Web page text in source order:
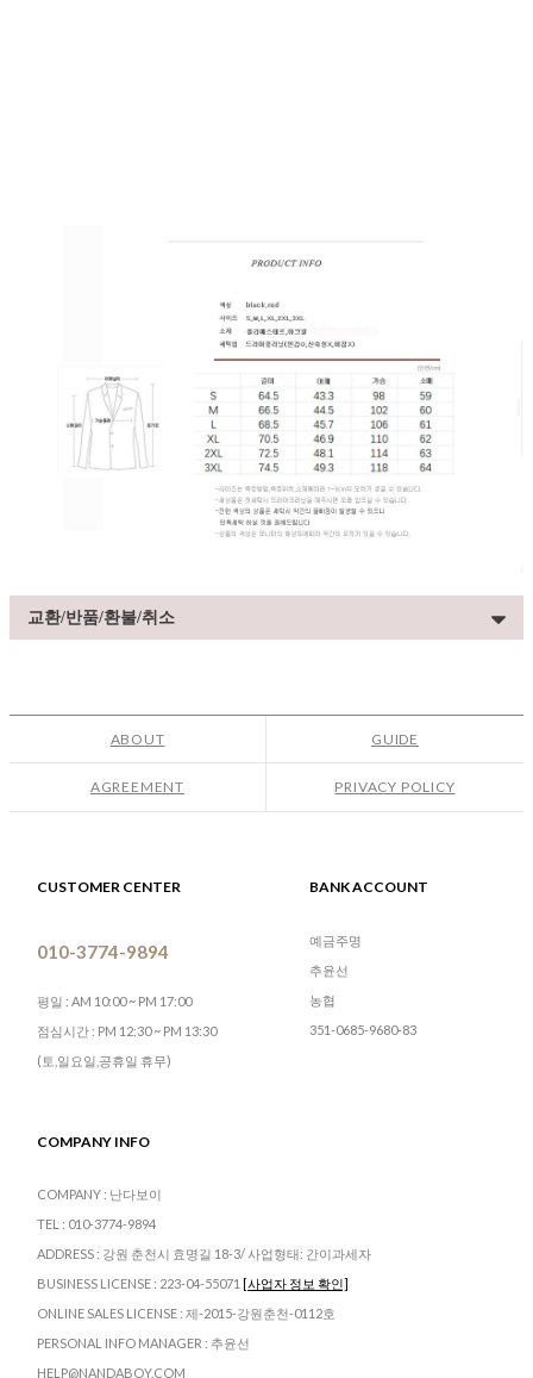
교환/반품/환불/취소
ABOUT GUIDE
AGREEMENT PRIVACY POLICY
CUSTOMER CENTER
010-3774-9894
평일 : AM 10:00 ~ PM 17:00
점심시간 : PM 12:30 ~ PM 13:30
(토,일요일,공휴일 휴무)
BANK ACCOUNT
예금주명
추윤선
농협
351-0685-9680-83
COMPANY INFO
COMPANY : 난다보이
TEL : 010-3774-9894
ADDRESS : 강원 춘천시 효명길 18-3/ 사업형태: 간이과세자
BUSINESS LICENSE : 223-04-55071 [사업자 정보 확인]
ONLINE SALES LICENSE : 제-2015-강원춘천-0112호
PERSONAL INFO MANAGER : 추윤선
HELP@NANDABOY.COM